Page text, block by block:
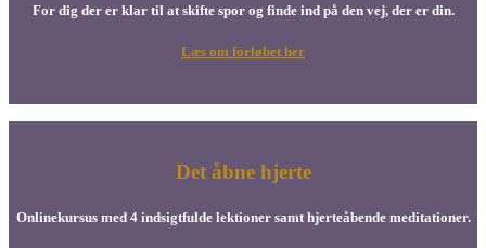
For dig der er klar til at skifte spor og finde ind på den vej, der er din.
Læs om forløbet her
Det åbne hjerte
Onlinekursus med 4 indsigtfulde lektioner samt hjerteåbende meditationer.